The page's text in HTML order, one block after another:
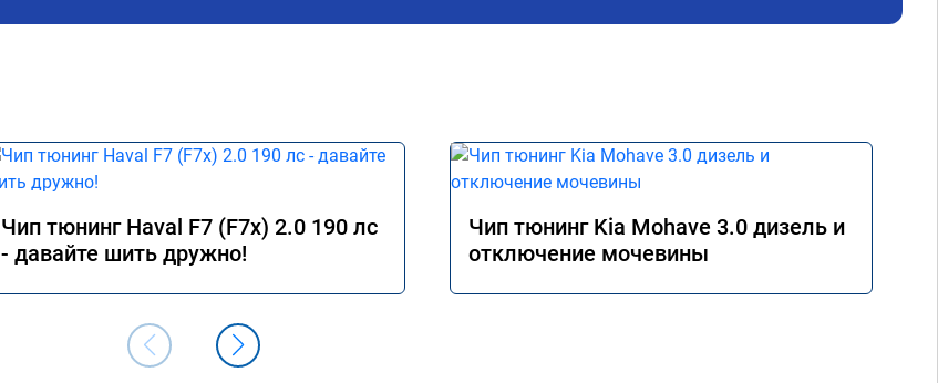
Чип тюнинг Haval F7 (F7x) 2.0 190 лс
- давайте шить дружно!
Чип тюнинг Kia Mohave 3.0 дизель и
отключение мочевины